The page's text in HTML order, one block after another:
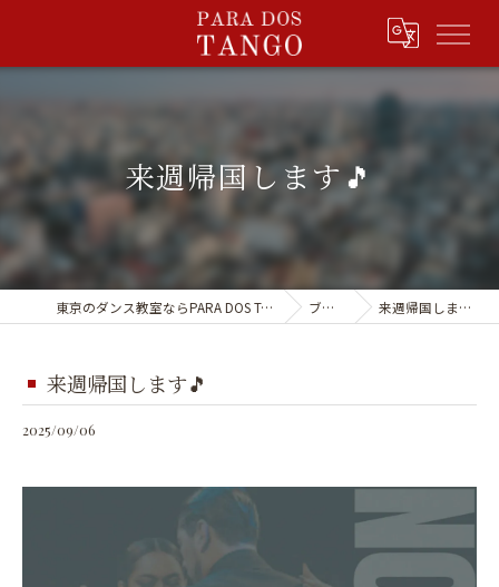
来週帰国します🎵
東京のダンス教室ならPARA DOS TANGO ブログ 来週帰国します🎵
来週帰国します🎵
2025/09/06